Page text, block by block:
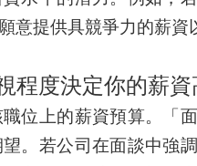
意提供具競爭力的薪資
程度決定你的薪資
位上的薪資預算。「
。若公司在面談中強